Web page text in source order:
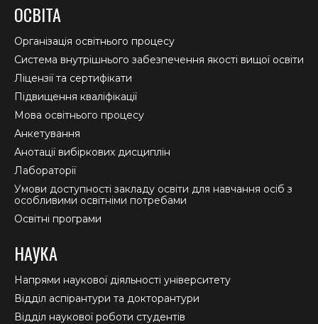
opens
in
new
window
opens
in
new
window
in
new
window
ОСВІТА
Організація освітнього процесу
Система внутрішнього забезпечення якості вищої освіти
Ліцензії та сертифікати
Підвищення кваліфікації
Мова освітнього процесу
Анкетування
Анотації вибіркових дисциплін
Лабораторії
Умови доступності закладу освіти для навчання осіб з
особливими освітніми потребами
Освітні програми
НАУКА
Напрями наукової діяльності університету
Відділ аспірантури та докторантури
Відділ наукової роботи студентів